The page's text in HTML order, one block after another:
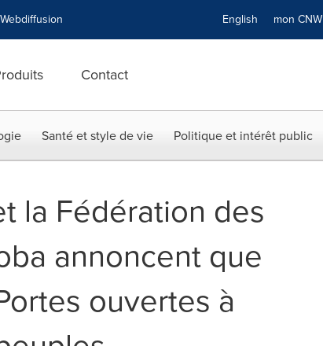
Webdiffusion English mon CNW
Contact
Santé et style de vie Politique et intérêt public
la Fédération des
annoncent que
ouvertes à